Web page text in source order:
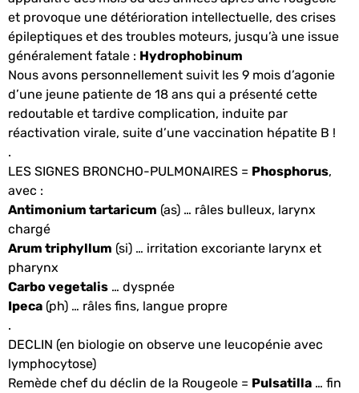
et provoque une détérioration intellectuelle, des crises
épileptiques et des troubles moteurs, jusqu’à une issue
généralement fatale : Hydrophobinum
Nous avons personnellement suivit les 9 mois d’agonie
d’une jeune patiente de 18 ans qui a présenté cette
redoutable et tardive complication, induite par
réactivation virale, suite d’une vaccination hépatite B !
.
LES SIGNES BRONCHO-PULMONAIRES = Phosphorus,
avec :
Antimonium tartaricum (as) … râles bulleux, larynx
chargé
Arum triphyllum (si) … irritation excoriante larynx et
pharynx
Carbo vegetalis … dyspnée
Ipeca (ph) … râles fins, langue propre
.
DECLIN (en biologie on observe une leucopénie avec
lymphocytose)
Remède chef du déclin de la Rougeole = Pulsatilla … fin